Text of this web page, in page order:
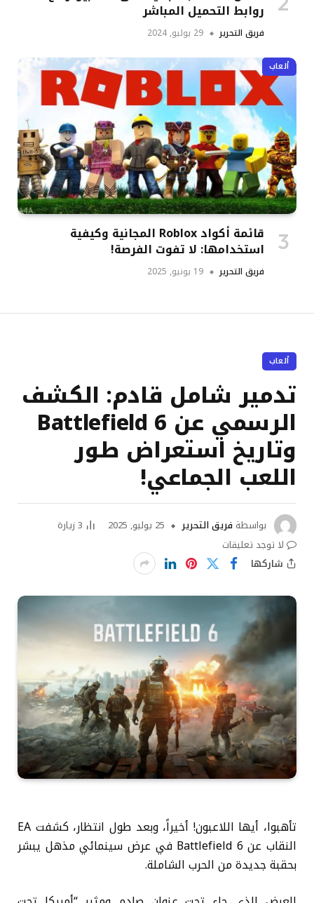
روابط التحميل المباشر
فريق التحرير 29 يوليو, 2024
ألعاب
قائمة أكواد Roblox المجانية وكيفية
استخدامها: لا تفوت الفرصة!
فريق التحرير 19 يونيو, 2025
ألعاب
تدمير شامل قادم: الكشف
الرسمي عن Battlefield 6
وتاريخ استعراض طور
اللعب الجماعي!
بواسطة فريق التحرير 25 يوليو, 2025 3زيارة
لا توجد تعليقات
شاركها
تأهبوا، أيها اللاعبون! أخيراً، وبعد طول انتظار، كشفت EA
النقاب عن Battlefield 6 في عرض سينمائي مذهل يبشر
بحقبة جديدة من الحرب الشاملة.